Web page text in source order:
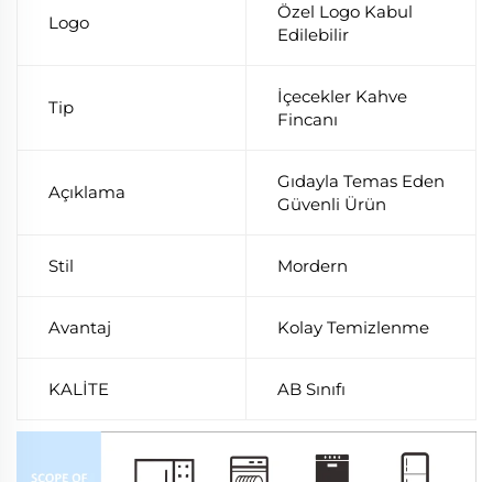
Logo
Özel Logo Kabul
Edilebilir
Tip
İçecekler Kahve
Fincanı
Açıklama
Gıdayla Temas Eden
Güvenli Ürün
Stil Mordern
Avantaj Kolay Temizlenme
KALİTE AB Sınıfı